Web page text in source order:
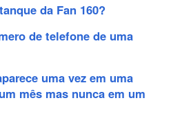
da Fan 160?
de telefone de uma
uma vez em uma
mês mas nunca em um